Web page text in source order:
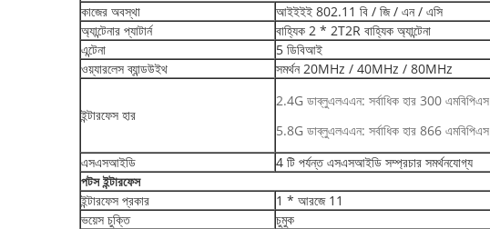
কাজের অবস্থা
আইইইই 802.11 বি / জি / এন / এসি
অ্যান্টেনার প্যাটার্ন
বাহ্যিক 2 * 2T2R বাহ্যিক অ্যান্টেনা
এন্টেনা
5 ডিবিআই
ওয়্যারলেস ব্যান্ডউইথ
সমর্থন 20MHz / 40MHz / 80MHz
ইন্টারফেস হার
2.4G ডাব্লুএলএএন: সর্বাধিক হার 300 এমবিপিএস
5.8G ডাব্লুএলএএন: সর্বাধিক হার 866 এমবিপিএস
এসএসআইডি
4 টি পর্যন্ত এসএসআইডি সম্প্রচার সমর্থনযোগ্য
পটসইন্টারফেস
ইন্টারফেস প্রকার
1 * আরজে 11
ভয়েস চুক্তি
চুমুক